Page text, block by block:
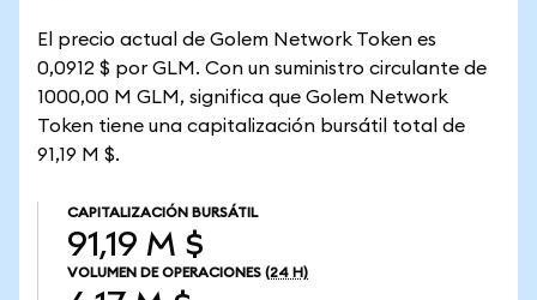
El precio actual de Golem Network Token es
0,0912 $ por GLM. Con un suministro circulante de
1000,00 M GLM, significa que Golem Network
Token tiene una capitalización bursátil total de
91,19 M $.
CAPITALIZACIÓN BURSÁTIL
91,19 M $
VOLUMEN DE OPERACIONES (24 H)